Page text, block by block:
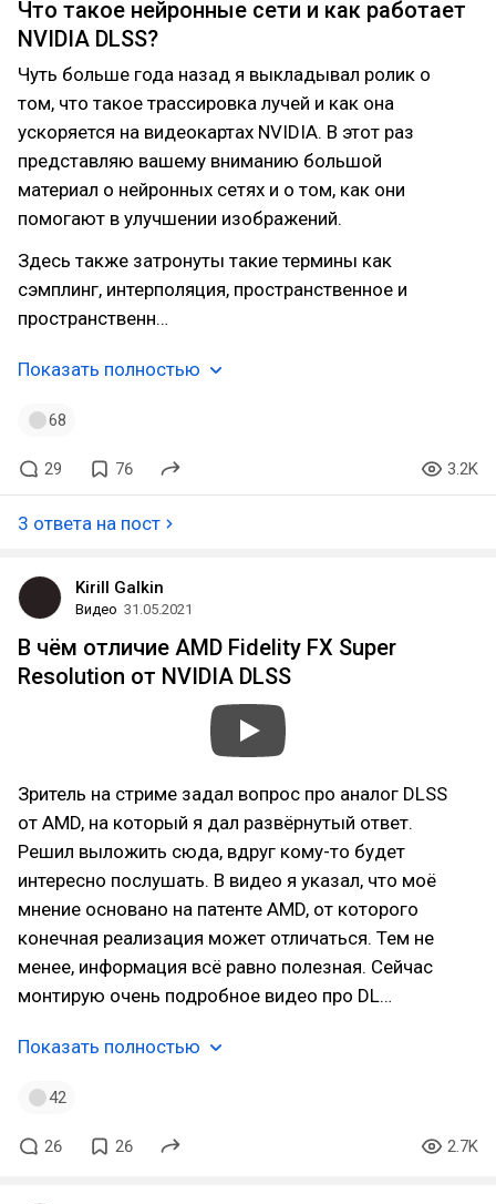
Что такое нейронные сети и как работает
NVIDIA DLSS?
Чуть больше года назад я выкладывал ролик о
том, что такое трассировка лучей и как она
ускоряется на видеокартах NVIDIA. В этот раз
представляю вашему вниманию большой
материал о нейронных сетях и о том, как они
помогают в улучшении изображений.
Здесь также затронуты такие термины как
сэмплинг, интерполяция, пространственное и
пространственн…
Показать полностью
68
29 76 3.2K
3 ответа на пост
Kirill Galkin
Видео 31.05.2021
В чём отличие AMD Fidelity FX Super
Resolution от NVIDIA DLSS
Зритель на стриме задал вопрос про аналог DLSS
от AMD, на который я дал развёрнутый ответ.
Решил выложить сюда, вдруг кому-то будет
интересно послушать. В видео я указал, что моё
мнение основано на патенте AMD, от которого
конечная реализация может отличаться. Тем не
менее, информация всё равно полезная. Сейчас
монтирую очень подробное видео про DL…
Показать полностью
42
26 26 2.7K